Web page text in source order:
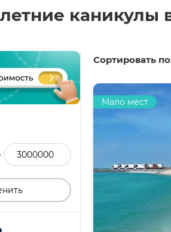
каникулы
Сортировать
Мало мест